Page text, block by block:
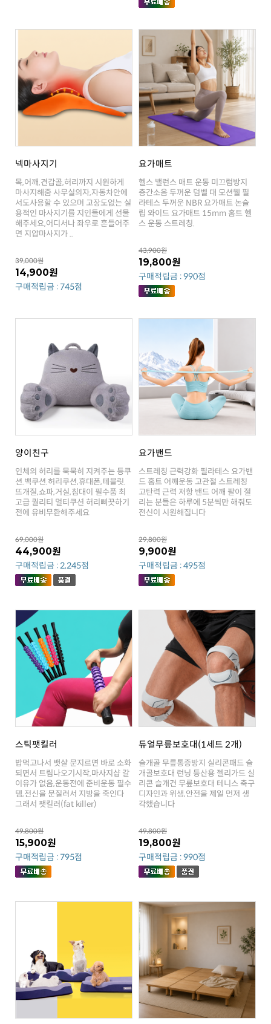
넥마사지기
면 지압마사지가 ..
39,000원
14,900원
구매적립금 : 745점
요가매트
스 운동 스트레칭.
43,900원
19,800원
구매적립금 : 990점
양이친구
전에 유비무환해주세요
69,000원
44,900원
구매적립금 : 2,245점
요가밴드
전신이 시원해집니다
29,800원
9,900원
구매적립금 : 495점
스틱팻킬러
그래서 팻킬러(fat killer)
49,800원
15,900원
구매적립금 : 795점
듀얼무릎보호대(1세트 2개)
각했습니다
49,800원
19,800원
구매적립금 : 990점